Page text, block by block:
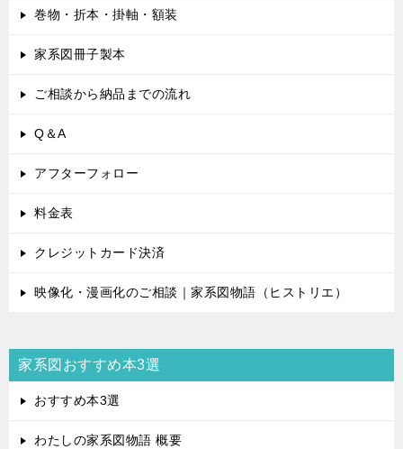
巻物・折本・掛軸・額装
家系図冊子製本
ご相談から納品までの流れ
Q＆A
アフターフォロー
料金表
クレジットカード決済
映像化・漫画化のご相談｜家系図物語（ヒストリエ）
家系図おすすめ本3選
おすすめ本3選
わたしの家系図物語 概要